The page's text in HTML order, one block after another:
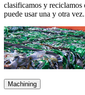
clasificamos y
puede usar una y otra vez.
Machining